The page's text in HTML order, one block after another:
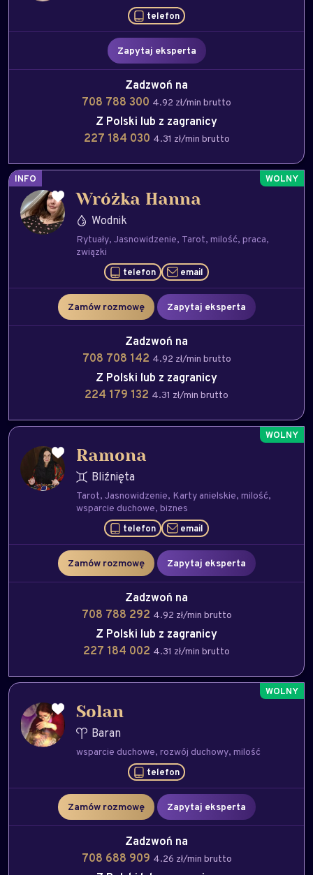
telefon
Zapytaj eksperta
Zadzwoń na
708 788 300 4.92 zł/min brutto
Z Polski lub z zagranicy
227 184 030 4.31 zł/min brutto
INFO
Wróżka Hanna
Wodnik
Rytuały Jasnowidzenie Tarot milość praca
związki
telefon email
Zamów rozmowę Zapytaj eksperta
Zadzwoń na
708 708 142 4.92 zł/min brutto
Z Polski lub z zagranicy
224 179 132 4.31 zł/min brutto
Ramona
Bliźnięta
Tarot Jasnowidzenie Karty anielskie milość
wsparcie duchowe biznes
telefon email
Zamów rozmowę Zapytaj eksperta
Zadzwoń na
708 788 292 4.92 zł/min brutto
Z Polski lub z zagranicy
227 184 002 4.31 zł/min brutto
Solan
Baran
wsparcie duchowe rozwój duchowy milość
telefon
Zamów rozmowę Zapytaj eksperta
Zadzwoń na
708 688 909 4.26 zł/min brutto